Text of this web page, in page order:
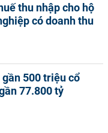
thu nhập cho hộ
có doanh thu
gần 500 triệu cổ
77.800 tỷ